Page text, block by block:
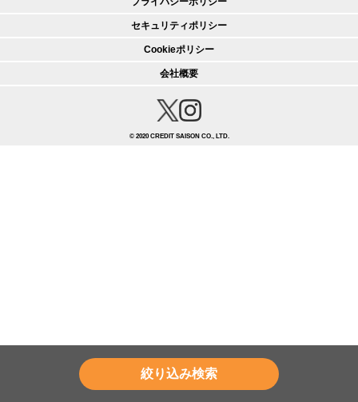
セキュリティポリシー
Cookieポリシー
会社概要
© 2020 CREDIT SAISON CO., LTD.